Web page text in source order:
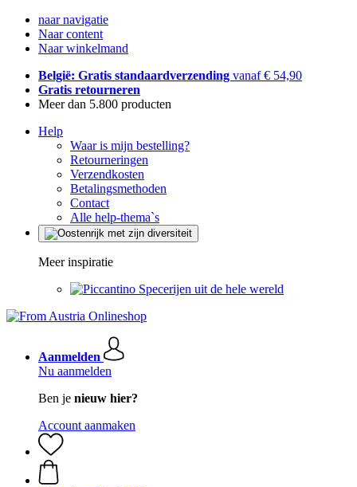
naar navigatie
Naar content
Naar winkelmand
België: Gratis standaardverzending vanaf € 54,90
Gratis retourneren
Meer dan 5.800 producten
Help
Waar is mijn bestelling?
Retourneringen
Verzendkosten
Betalingsmethoden
Contact
Alle help-thema`s
Meer inspiratie
Specerijen uit de hele wereld
Aanmelden
Nu aanmelden
Ben je nieuw hier?
Account aanmaken